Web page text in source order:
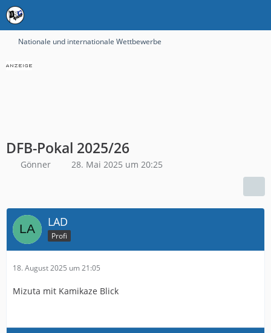
Nationale und internationale Wettbewerbe
DFB-Pokal 2025/26
Gönner 28. Mai 2025 um 20:25
LAD
Profi
18. August 2025 um 21:05
Mizuta mit Kamikaze Blick